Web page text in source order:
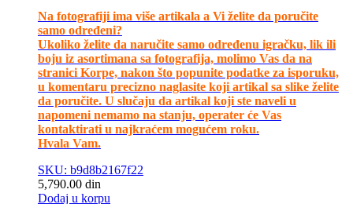
Na fotografiji ima više artikala a Vi želite da poručite
samo određeni?
Ukoliko želite da naručite samo određenu igračku, lik ili
boju iz asortimana sa fotografija, molimo Vas da na
stranici Korpe, nakon što popunite podatke za isporuku,
u komentaru precizno naglasite koji artikal sa slike želite
da poručite. U slučaju da artikal koji ste naveli u
napomeni nemamo na stanju, operater će Vas
kontaktirati u najkraćem mogućem roku.
Hvala Vam.
SKU: b9d8b2167f22
5,790.00 din
Dodaj u korpu